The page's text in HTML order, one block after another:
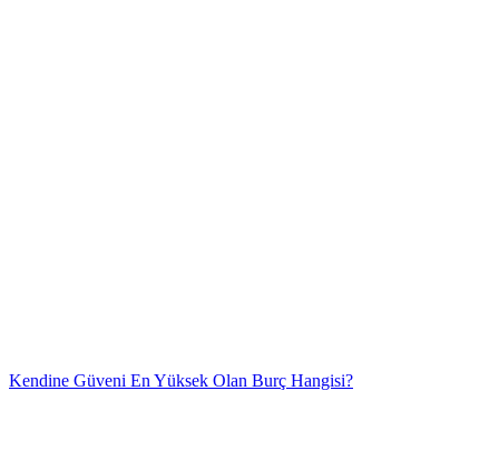
Kendine Güveni En Yüksek Olan Burç Hangisi?